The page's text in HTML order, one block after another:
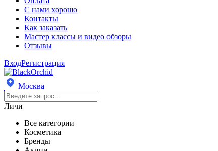
С нами хорошо
Контакты
Как заказать
Мастер классы и видео обзоры
Отзывы
ВходРегистрация
Москва
Личи
Все категории
Косметика
Бренды